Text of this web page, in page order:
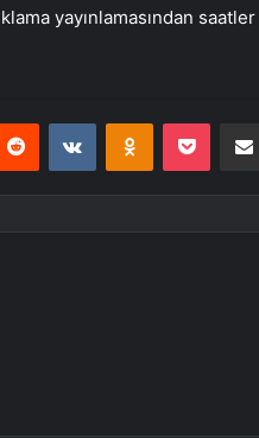
yayınlamasından
Reddit VKontakteOdnoklassniki
Pocket